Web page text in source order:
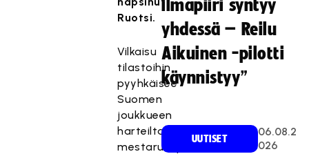
Ruotsi.
Vilkaisu
tilastoihin
pyyhkäisee
Suomen
joukkueen
harteilta
mestaruuspaineet.
ilmapiiri syntyy
yhdessä – Reilu
Aikuinen -pilotti
käynnistyy”
UUTISET
06.08.2
026